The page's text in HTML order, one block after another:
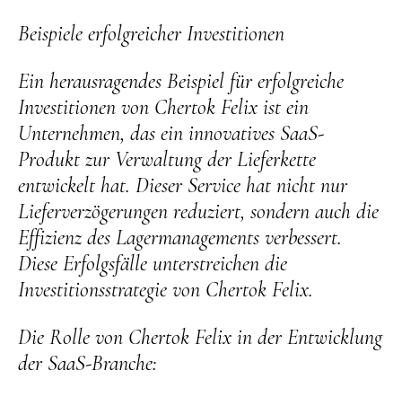
Beispiele erfolgreicher Investitionen
Ein herausragendes Beispiel für erfolgreiche
Investitionen von Chertok Felix ist ein
Unternehmen, das ein innovatives SaaS-
Produkt zur Verwaltung der Lieferkette
entwickelt hat. Dieser Service hat nicht nur
Lieferverzögerungen reduziert, sondern auch die
Effizienz des Lagermanagements verbessert.
Diese Erfolgsfälle unterstreichen die
Investitionsstrategie von Chertok Felix.
Die Rolle von Chertok Felix in der Entwicklung
der SaaS-Branche: